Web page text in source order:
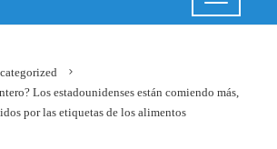
Los estadounidenses están comiendo más,
por las etiquetas de los alimentos